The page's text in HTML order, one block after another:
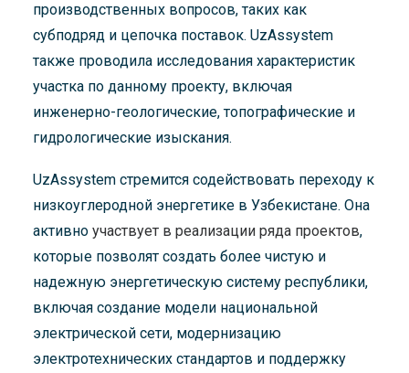
производственных вопросов, таких как
субподряд и цепочка поставок. UzAssystem
также проводила исследования характеристик
участка по данному проекту, включая
инженерно-геологические, топографические и
гидрологические изыскания.
UzAssystem стремится содействовать переходу к
низкоуглеродной энергетике в Узбекистане. Она
активно участвует в реализации ряда проектов,
которые позволят создать более чистую и
надежную энергетическую систему республики,
включая создание модели национальной
электрической сети, модернизацию
электротехнических стандартов и поддержку